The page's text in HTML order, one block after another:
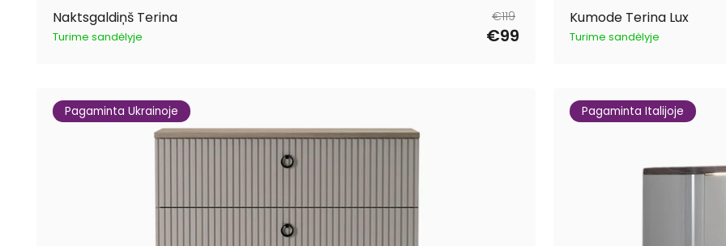
Naktsgaldiņš Terina
Turime sandėlyje
Parastā€119
Pārdošanas
€99
Kumode Terina Lux
Turime sandėlyje
Pagaminta Ukrainoje Pagaminta Italijoje